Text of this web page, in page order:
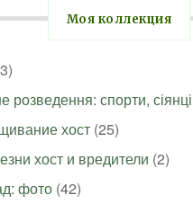
Моя коллекция
розведення: спорти, сіянці
хост (25)
хост и вредители (2)
фото (42)